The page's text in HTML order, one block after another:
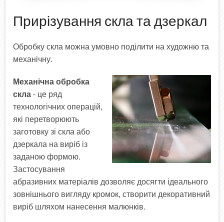
профілю
У розробці!
Прирізування скла та дзеркал
Обробку скла можна умовно поділити на художню та
механічну.
Механічна обробка
скла- це ряд
технологічних операцій,
які перетворюють
заготовку зі скла або
дзеркала на виріб із
заданою формою.
Застосування
абразивних матеріалів дозволяє досягти ідеального
зовнішнього вигляду кромок, створити декоративний
виріб шляхом нанесення малюнків.